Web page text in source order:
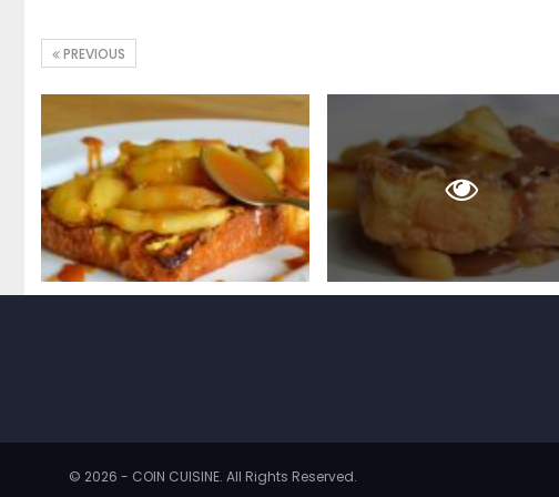
PREVIOUS
© 2026 - COIN CUISINE. All Rights Reserved.